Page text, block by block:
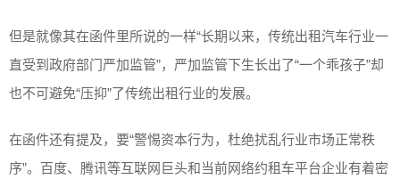
但是就像其在函件里所说的一样“长期以来，传统出租汽车行业一
直受到政府部门严加监管”，严加监管下生长出了“一个乖孩子”却
也不可避免“压抑”了传统出租行业的发展。
在函件还有提及，要“警惕资本行为，杜绝扰乱行业市场正常秩
序”。百度、腾讯等互联网巨头和当前网络约租车平台企业有着密